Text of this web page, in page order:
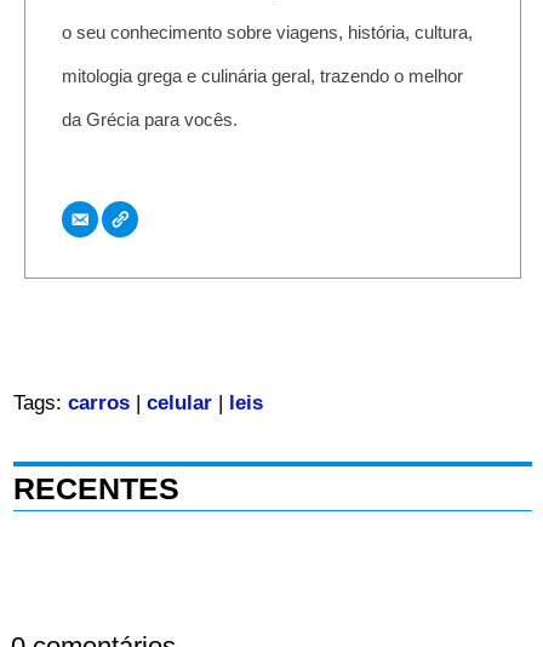
o seu conhecimento sobre viagens, história, cultura,
mitologia grega e culinária geral, trazendo o melhor
da Grécia para vocês.
Tags: carros| celular| leis
RECENTES